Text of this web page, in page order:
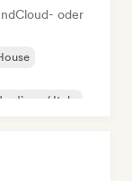
oder
disco / Italo